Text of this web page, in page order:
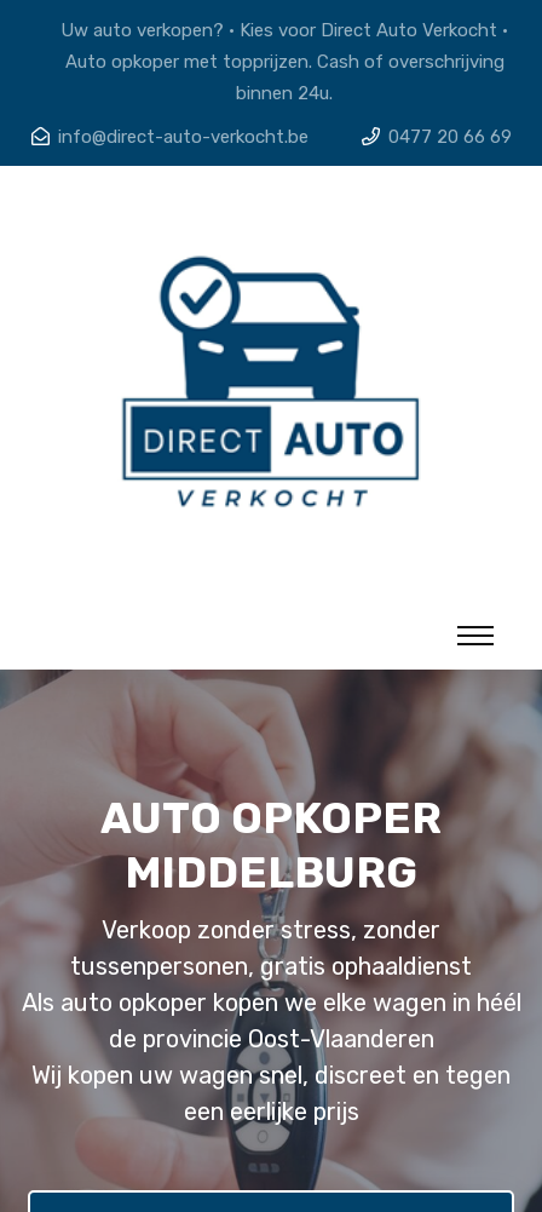
Uw auto verkopen? • Kies voor Direct Auto Verkocht •
Auto opkoper met topprijzen. Cash of overschrijving
binnen 24u.
info@direct-auto-verkocht.be
0477 20 66 69
AUTO OPKOPER
MIDDELBURG
Verkoop zonder stress, zonder
tussenpersonen, gratis ophaaldienst
Als auto opkoper kopen we elke wagen in héél
de provincie Oost-Vlaanderen
Wij kopen uw wagen snel, discreet en tegen
een eerlijke prijs